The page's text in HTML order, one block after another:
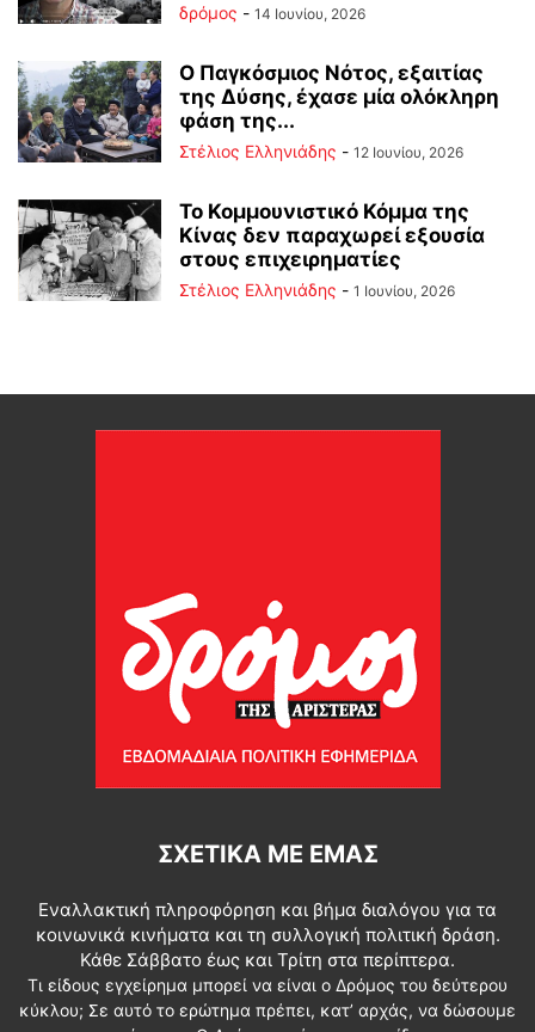
δρόμος - 14 Ιουνίου, 2026
Ο Παγκόσμιος Νότος, εξαιτίας
της Δύσης, έχασε μία ολόκληρη
φάση της...
Στέλιος Ελληνιάδης - 12 Ιουνίου, 2026
Το Κομμουνιστικό Κόμμα της
Κίνας δεν παραχωρεί εξουσία
στους επιχειρηματίες
Στέλιος Ελληνιάδης - 1 Ιουνίου, 2026
ΣΧΕΤΙΚΆ ΜΕ ΕΜΆΣ
Εναλλακτική πληροφόρηση και βήμα διαλόγου για τα
κοινωνικά κινήματα και τη συλλογική πολιτική δράση.
Κάθε Σάββατο έως και Τρίτη στα περίπτερα.
Τι είδους εγχείρημα μπορεί να είναι ο Δρόμος του δεύτερου
κύκλου; Σε αυτό το ερώτημα πρέπει, κατ’ αρχάς, να δώσουμε